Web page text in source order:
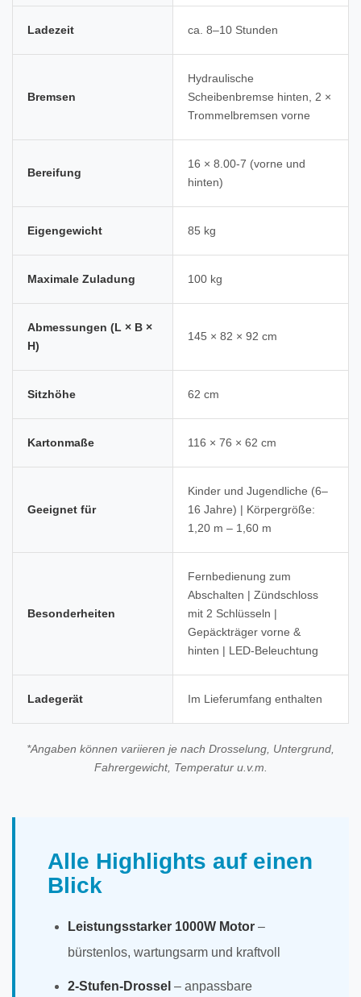
Ladezeit ca. 8–10 Stunden
Bremsen
Hydraulische
Scheibenbremse hinten, 2 ×
Trommelbremsen vorne
Bereifung
16 × 8.00-7 (vorne und
hinten)
Eigengewicht 85 kg
Maximale Zuladung 100 kg
Abmessungen (L × B ×
H)
145 × 82 × 92 cm
Sitzhöhe 62 cm
Kartonmaße 116 × 76 × 62 cm
Geeignet für
Kinder und Jugendliche (6–
16 Jahre) | Körpergröße:
1,20 m – 1,60 m
Besonderheiten
Fernbedienung zum
Abschalten | Zündschloss
mit 2 Schlüsseln |
Gepäckträger vorne &
hinten | LED-Beleuchtung
Ladegerät Im Lieferumfang enthalten
*Angaben können variieren je nach Drosselung, Untergrund,
Fahrergewicht, Temperatur u.v.m.
Alle Highlights auf einen
Blick
Leistungsstarker 1000W Motor –
bürstenlos, wartungsarm und kraftvoll
2-Stufen-Drossel – anpassbare